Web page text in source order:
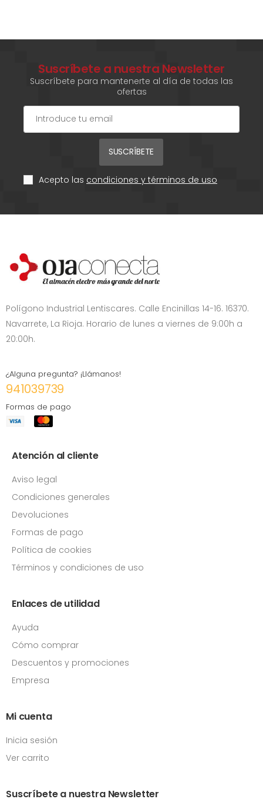
Suscríbete a nuestra Newsletter
Suscríbete para mantenerte al día de todas las
ofertas
SUSCRÍBETE
Acepto las condiciones y términos de uso
Polígono Industrial Lentiscares. Calle Encinillas 14-16. 16370.
Navarrete, La Rioja. Horario de lunes a viernes de 9:00h a
20:00h.
¿Alguna pregunta? ¡Llámanos!
941039739
Formas de pago
Atención al cliente
Aviso legal
Condiciones generales
Devoluciones
Formas de pago
Política de cookies
Términos y condiciones de uso
Enlaces de utilidad
Ayuda
Cómo comprar
Descuentos y promociones
Empresa
Mi cuenta
Inicia sesión
Ver carrito
Suscríbete a nuestra Newsletter